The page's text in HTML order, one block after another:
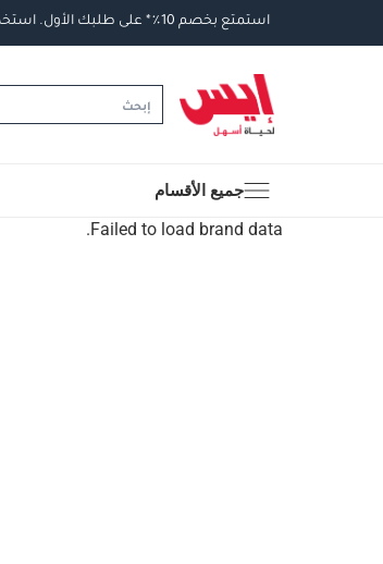
استمتع بخصم ٪* على طلبك الأول.
جميع الأقسام
Failed to load brand data.